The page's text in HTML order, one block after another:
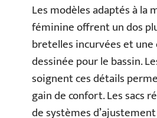
Les modèles adaptés à la
féminine offrent un dos
bretelles incurvées et
dessinée pour le bassin.
soignent ces détails
gain de confort. Les sacs
de systèmes